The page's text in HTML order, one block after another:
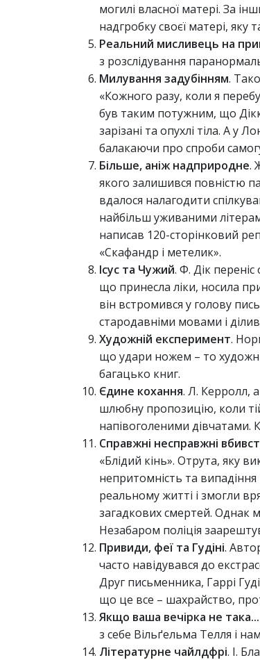
могилі власної матері. За
надгробку своєї матері, яку
Реальний мисливець на
з розслідування
Милування задубінням.
«Кожного разу, коли я
був таким потужним, що
зарізані та опухлі тіла. А у
балакаючи про спроби
Більше, аніж надприродне.
якого залишився повністю
вдалося налагодити
найбільш уживаними
написав 120-сторінковий
«Скафандр і метелик».
Ісус та Чужий. Ф. Дік
що принесла ліки, носила
він встромився у голову
стародавніми мовами і
Художній експеримент.
що удари ножем – то
багацько книг.
Єдине кохання. Л. Керролл,
шлюбну пропозицію, коли
напівоголеними дівчатами.
Справжні несправжні
«Блідий кінь». Отрута, яку
непритомність та
реальному житті і змогли
загадкових смертей. Однак
Незабаром поліція
Привиди, феї та Гудіні.
часто навідувався до
Друг письменника, Гаррі
що це все – шахрайство,
Якщо ваша вечірка не така...
з себе Вільґельма Телля і
Літературне чайлдфрі. І.